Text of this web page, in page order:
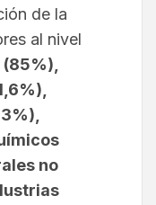
de la
al nivel
(85%),
no